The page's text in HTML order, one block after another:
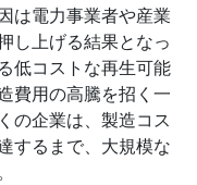
は電力事業者や産業
し上げる結果となっ
低コストな再生可能
費用の高騰を招く一
の企業は、製造コス
するまで、大規模な